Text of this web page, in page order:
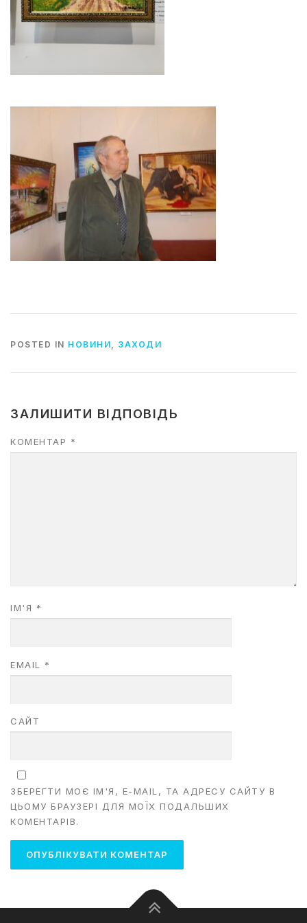
POSTED IN НОВИНИ, ЗАХОДИ
ЗАЛИШИТИ ВІДПОВІДЬ
КОМЕНТАР *
ІМ'Я *
EMAIL *
САЙТ
ЗБЕРЕГТИ МОЄ ІМ'Я, E-MAIL, ТА АДРЕСУ САЙТУ В
ЦЬОМУ БРАУЗЕРІ ДЛЯ МОЇХ ПОДАЛЬШИХ
КОМЕНТАРІВ.